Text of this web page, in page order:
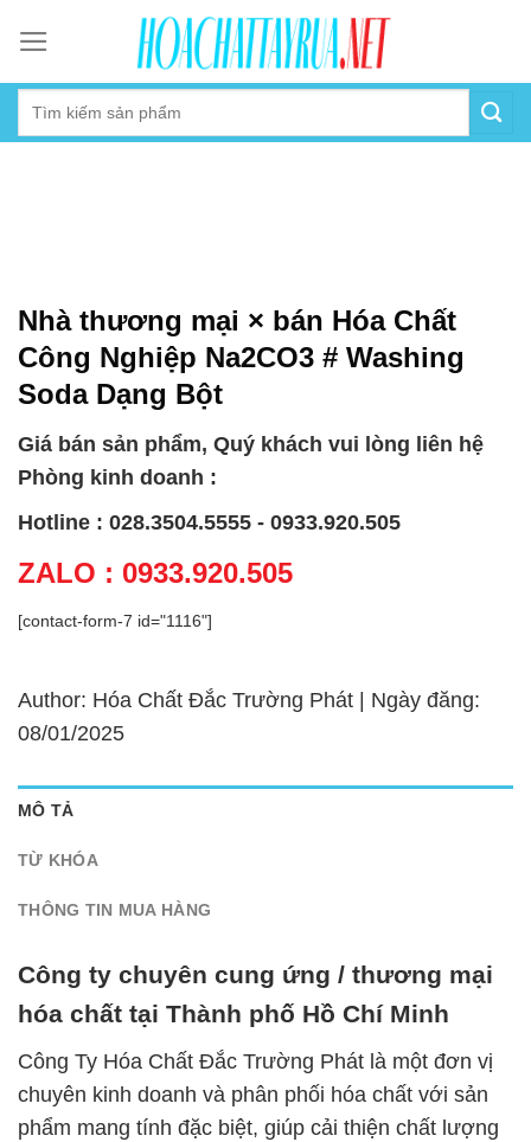
content
Nhà thương mại × bán Hóa Chất
Công Nghiệp Na2CO3 # Washing
Soda Dạng Bột
Giá bán sản phẩm, Quý khách vui lòng liên hệ
Phòng kinh doanh :
Hotline : 028.3504.5555 - 0933.920.505
ZALO : 0933.920.505
[contact-form-7 id="1116"]
Author: Hóa Chất Đắc Trường Phát | Ngày đăng:
08/01/2025
MÔ TẢ
TỪ KHÓA
THÔNG TIN MUA HÀNG
Công ty chuyên cung ứng / thương mại
hóa chất tại Thành phố Hồ Chí Minh
Công Ty Hóa Chất Đắc Trường Phát là một đơn vị
chuyên kinh doanh và phân phối hóa chất với sản
phẩm mang tính đặc biệt, giúp cải thiện chất lượng